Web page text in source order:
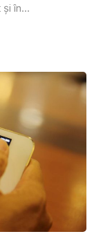
în...